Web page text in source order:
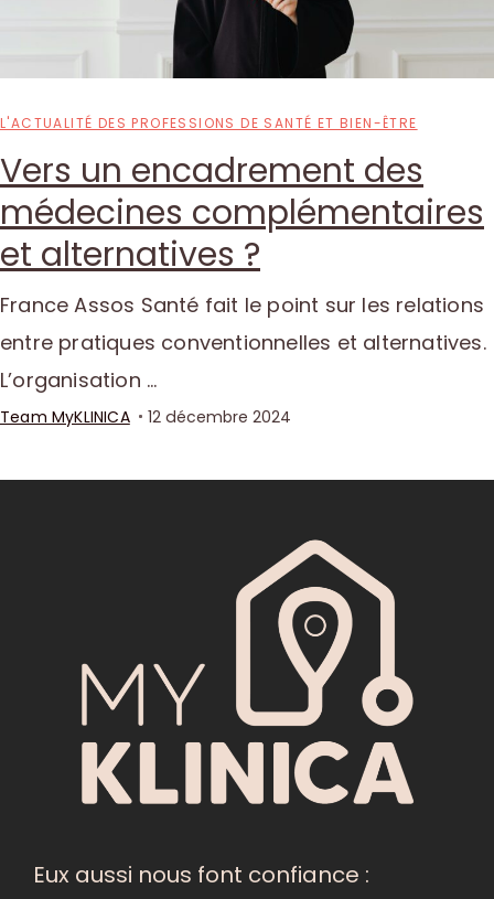
L'ACTUALITÉ DES PROFESSIONS DE SANTÉ ET BIEN-ÊTRE
Vers un encadrement des
médecines complémentaires
et alternatives ?
France Assos Santé fait le point sur les relations
entre pratiques conventionnelles et alternatives.
L’organisation …
Team MyKLINICA 12 décembre 2024
Eux aussi nous font confiance :